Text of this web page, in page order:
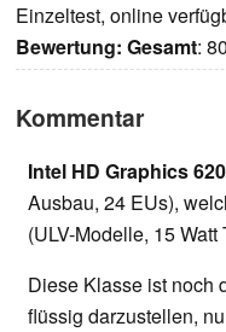
Einzeltest, online
Bewertung: Gesamt:
Kommentar
Intel HD Graphics 620
Ausbau, 24 EUs),
(ULV-Modelle, 15
Diese Klasse ist noch
flüssig darzustellen,